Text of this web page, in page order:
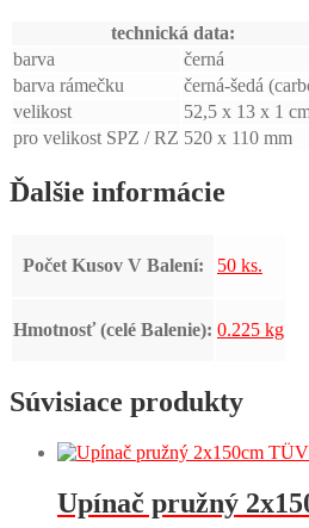
technická data:
barva
černá
barva rámečku
černá-šedá
velikost
52,5 x 13 x 1
pro velikost SPZ / RZ 520 x 110 mm
Ďalšie informácie
Počet Kusov V Balení: 50 ks.
Hmotnosť (celé Balenie): 0.225 kg
Súvisiace produkty
Upínač pružný